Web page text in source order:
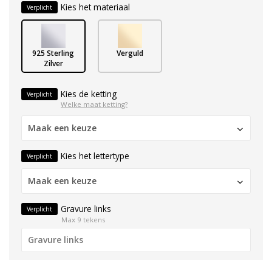
Verplicht Kies het materiaal
925 Sterling
Zilver
Verguld
Verplicht Kies de ketting
Welke maat ketting?
Maak een keuze
Verplicht Kies het lettertype
Maak een keuze
Verplicht Gravure links
Max 9 tekens